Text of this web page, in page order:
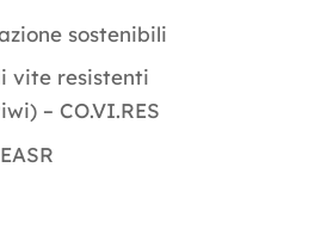
sostenibili
vite resistenti
– CO.VI.RES